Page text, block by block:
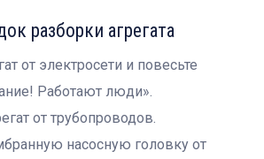
разборки агрегата
от электросети и повесьте
Работают люди».
от трубопроводов.
насосную головку от